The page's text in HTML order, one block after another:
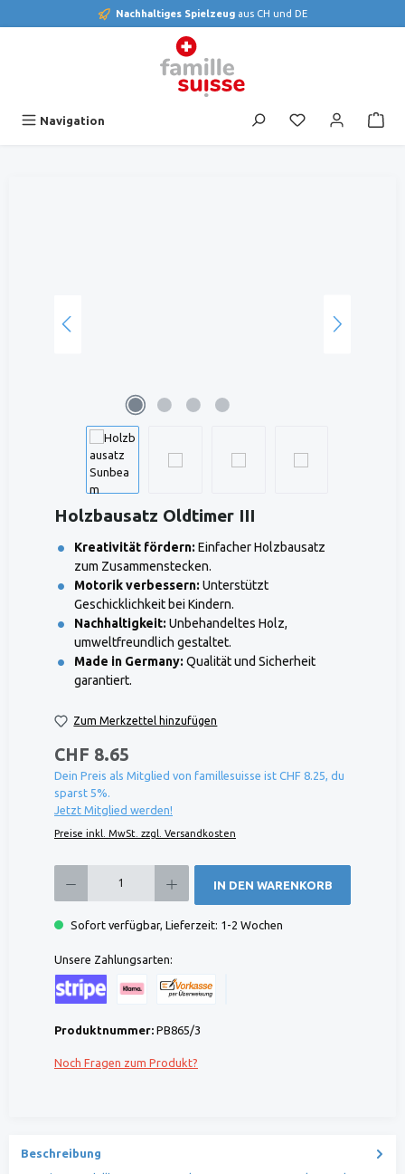
Nachhaltiges Spielzeug aus CH und DE
Navigation Du hast 0
Holzbausatz Oldtimer III
Kreativität fördern: Einfacher Holzbausatz
zum Zusammenstecken.
Motorik verbessern: Unterstützt
Geschicklichkeit bei Kindern.
Nachhaltigkeit: Unbehandeltes Holz,
umweltfreundlich gestaltet.
Made in Germany: Qualität und Sicherheit
garantiert.
Zum Merkzettel hinzufügen
CHF 8.65
Dein Preis als Mitglied von famillesuisse ist CHF 8.25, du
sparst 5%.
Jetzt Mitglied werden!
Preise inkl. MwSt. zzgl. Versandkosten
IN DEN WARENKORB
Sofort verfügbar, Lieferzeit: 1-2 Wochen
Unsere Zahlungsarten:
Produktnummer: PB865/3
Noch Fragen zum Produkt?
Beschreibung